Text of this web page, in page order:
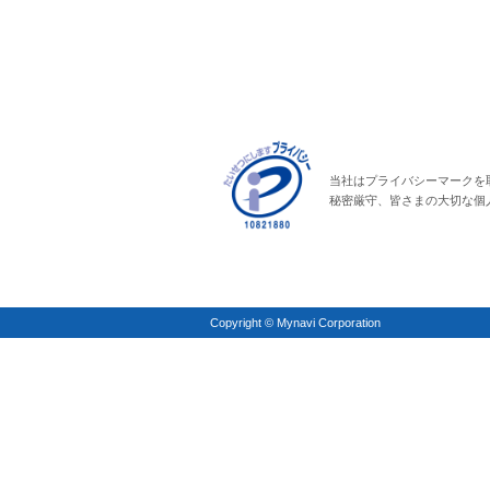
当社はプライバシーマークを
秘密厳守、皆さまの大切な個
Copyright © Mynavi Corporation